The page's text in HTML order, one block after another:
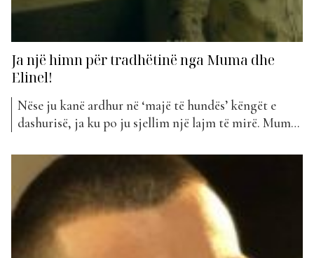
Ja një himn për tradhëtinë nga Muma dhe
Elinel!
Nëse ju kanë ardhur në ‘majë të hundës’ këngët e
dashurisë, ja ku po ju sjellim një lajm të mirë. Muma
tradhëtinë. E nëse edhe kjo nuk jua mbush mendjen,
nuk e dimë se çfarë do ta bëjë. Projekti...